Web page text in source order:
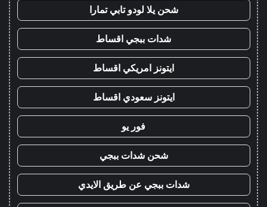
شحن يلا لودو تابي تمارا
شدات ببجي اقساط
ايتونز امريكي اقساط
ايتونز سعودي اقساط
فور يو
شحن شدات ببجي
شدات ببجي عن طريق الايدي